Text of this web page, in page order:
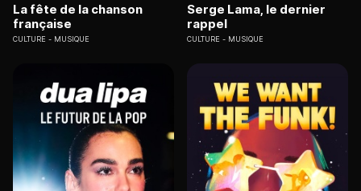
La fête de la chanson
française
CULTURE MUSIQUE
Serge Lama, le dernier
rappel
CULTURE MUSIQUE